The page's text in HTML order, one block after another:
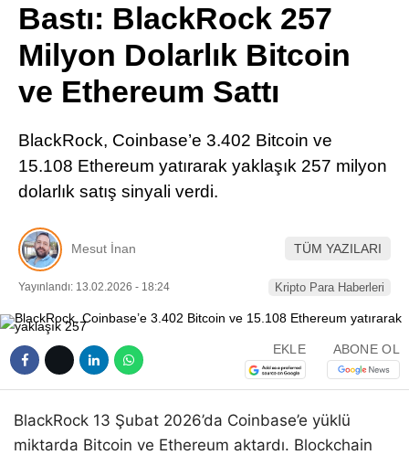
TikTok
Telegram
Bastı: BlackRock 257
Milyon Dolarlık Bitcoin
ve Ethereum Sattı
BlackRock, Coinbase’e 3.402 Bitcoin ve
15.108 Ethereum yatırarak yaklaşık 257 milyon
dolarlık satış sinyali verdi.
Mesut İnan TÜM YAZILARI
Yayınlandı: 13.02.2026 - 18:24 Kripto Para Haberleri
EKLE ABONE OL
BlackRock 13 Şubat 2026’da Coinbase’e yüklü
miktarda Bitcoin ve Ethereum aktardı. Blockchain